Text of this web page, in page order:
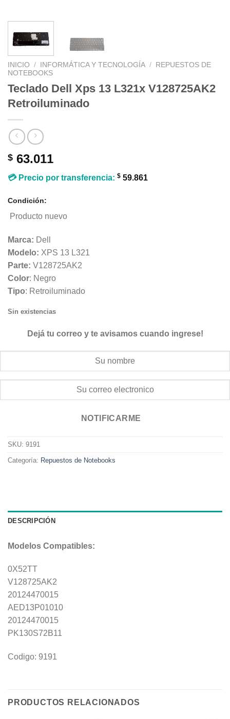
INICIO / INFORMÁTICA Y TECNOLOGÍA /
REPUESTOS DE
NOTEBOOKS
Teclado Dell Xps 13 L321x V128725AK2
Retroiluminado
$ 63.011
💳 Precio por transferencia: $ 59.861
Condición:
Producto nuevo
Marca: Dell
Modelo: XPS 13 L321
Parte: V128725AK2
Color: Negro
Tipo: Retroiluminado
Sin existencias
Dejá tu correo y te avisamos cuando ingrese!
NOTIFICARME
SKU: 9191
Categoría: Repuestos de Notebooks
DESCRIPCIÓN
Modelos Compatibles:
0X52TT
V128725AK2
20124470015
AED13P01010
20124470015
PK130S72B11
Codigo: 9191
PRODUCTOS RELACIONADOS